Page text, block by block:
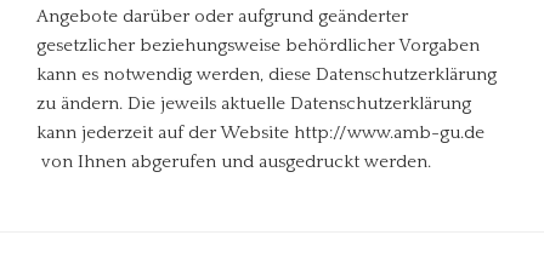
Angebote darüber oder aufgrund geänderter
gesetzlicher beziehungsweise behördlicher Vorgaben
kann es notwendig werden, diese Datenschutzerklärung
zu ändern. Die jeweils aktuelle Datenschutzerklärung
kann jederzeit auf der Website http://www.amb-gu.de
von Ihnen abgerufen und ausgedruckt werden.